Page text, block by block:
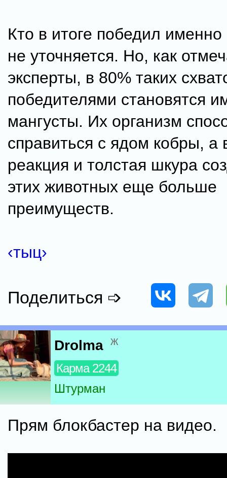
Кто в итоге победил именно
не уточняется. Но, как
эксперты, в 80% таких
победителями становятся
мангусты. Их организм
справиться с ядом кобры, а
реакция и толстая шкура
этих животных еще больше
преимуществ.
‹тыц›
Поделиться ➩
Drolma ж
Карма 2244
Штурман
Прям блокбастер на видео.